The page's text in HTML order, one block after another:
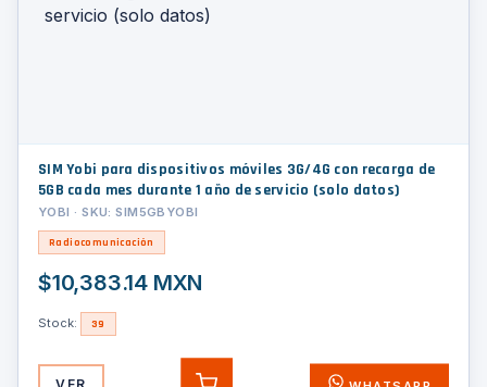
SIM Yobi para dispositivos móviles 3G/4G con recarga de
5GB cada mes durante 1 año de servicio (solo datos)
YOBI · SKU: SIM5GBYOBI
Radiocomunicación
$10,383.14 MXN
Stock: 39